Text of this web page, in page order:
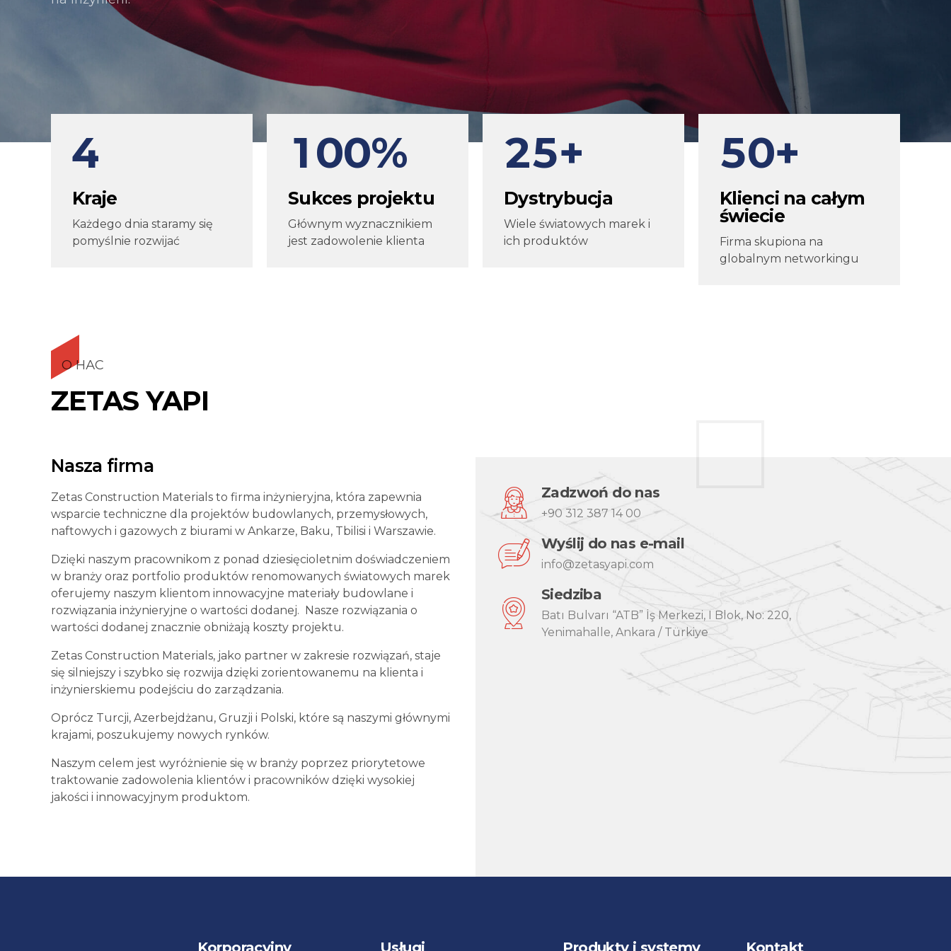
2
3
4
5
6
8
9
0
Kraje
Każdego dnia staramy się
pomyślnie rozwijać
0
1
2
3
9
0
7
8
9
0
7
8
9
0%
Sukces projektu
Głównym wyznacznikiem
jest zadowolenie klienta
0
1
2
3
4
0
4
5
6
7
+
Dystrybucja
Wiele światowych marek i
ich produktów
2
3
4
5
6
7
8
7
8
9
0+
Klienci na całym
świecie
Firma skupiona na
globalnym networkingu
О НАС
ZETAS YAPI
Nasza firma
Zetas Construction Materials to firma inżynieryjna, która zapewnia
wsparcie techniczne dla projektów budowlanych, przemysłowych,
naftowych i gazowych z biurami w Ankarze, Baku, Tbilisi i Warszawie.
Dzięki naszym pracownikom z ponad dziesięcioletnim doświadczeniem
w branży oraz portfolio produktów renomowanych światowych marek
oferujemy naszym klientom innowacyjne materiały budowlane i
rozwiązania inżynieryjne o wartości dodanej. Nasze rozwiązania o
wartości dodanej znacznie obniżają koszty projektu.
Zetas Construction Materials, jako partner w zakresie rozwiązań, staje
się silniejszy i szybko się rozwija dzięki zorientowanemu na klienta i
inżynierskiemu podejściu do zarządzania.
Oprócz Turcji, Azerbejdżanu, Gruzji i Polski, które są naszymi głównymi
krajami, poszukujemy nowych rynków.
Naszym celem jest wyróżnienie się w branży poprzez priorytetowe
traktowanie zadowolenia klientów i pracowników dzięki wysokiej
jakości i innowacyjnym produktom.
Zadzwoń do nas
+90 312 387 14 00
Wyślij do nas e-mail
info@zetasyapi.com
Siedziba
Batı Bulvarı “ATB” İş Merkezi, I Blok, No: 220,
Yenimahalle, Ankara / Türkiye
Korporacyjny Usługi Produkty i systemy Kontakt